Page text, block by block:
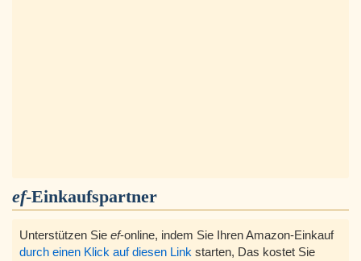
ef-Einkaufspartner
Unterstützen Sie ef-online, indem Sie Ihren Amazon-Einkauf
durch einen Klick auf diesen Link starten, Das kostet Sie